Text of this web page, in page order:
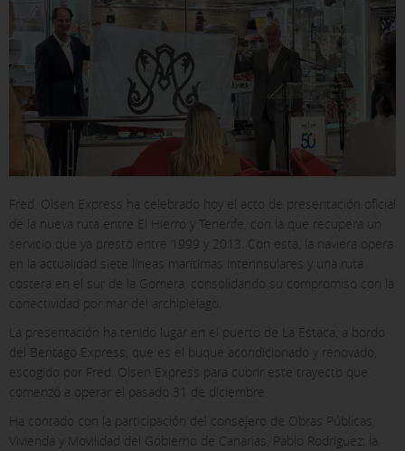
Fred. Olsen Express ha celebrado hoy el acto de presentación oficial
de la nueva ruta entre El Hierro y Tenerife, con la que recupera un
servicio que ya prestó entre 1999 y 2013. Con esta, la naviera opera
en la actualidad siete líneas marítimas interinsulares y una ruta
costera en el sur de la Gomera, consolidando su compromiso con la
conectividad por mar del archipiélago.
La presentación ha tenido lugar en el puerto de La Estaca, a bordo
del Bentago Express, que es el buque acondicionado y renovado,
escogido por Fred. Olsen Express para cubrir este trayecto que
comenzó a operar el pasado 31 de diciembre.
Ha contado con la participación del consejero de Obras Públicas,
Vivienda y Movilidad del Gobierno de Canarias, Pablo Rodríguez; la